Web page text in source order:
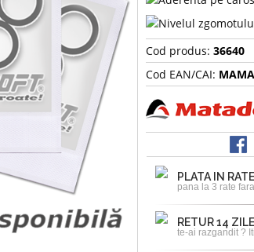
Cod produs:36640
Cod EAN/CAI:
PLATA IN RATE
pana la 3 rate
RETUR 14 ZILE
te-ai razgandit ?